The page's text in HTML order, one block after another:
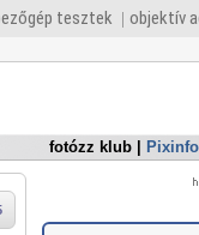
tesztek objektív
fotózz klub